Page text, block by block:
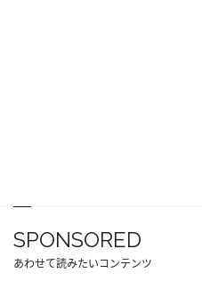
SPONSORED
あわせて読みたいコンテンツ